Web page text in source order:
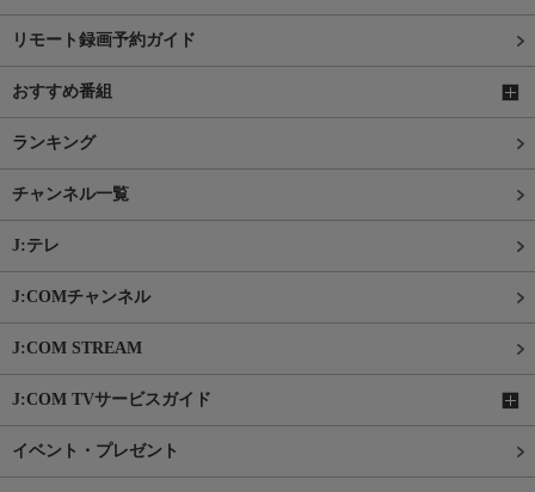
リモート録画予約ガイド
おすすめ番組
ランキング
チャンネル一覧
J:テレ
J:COMチャンネル
J:COM STREAM
J:COM TVサービスガイド
イベント・プレゼント